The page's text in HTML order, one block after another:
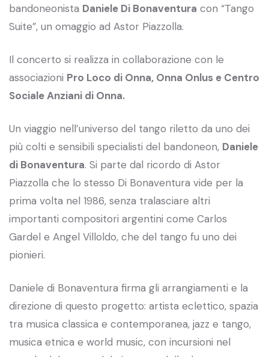
bandoneonista Daniele Di Bonaventura con “Tango
Suite”, un omaggio ad Astor Piazzolla.
Il concerto si realizza in collaborazione con le
associazioni Pro Loco di Onna, Onna Onlus e Centro
Sociale Anziani di Onna.
Un viaggio nell’universo del tango riletto da uno dei
più colti e sensibili specialisti del bandoneon, Daniele
di Bonaventura. Si parte dal ricordo di Astor
Piazzolla che lo stesso Di Bonaventura vide per la
prima volta nel 1986, senza tralasciare altri
importanti compositori argentini come Carlos
Gardel e Angel Villoldo, che del tango fu uno dei
pionieri.
Daniele di Bonaventura firma gli arrangiamenti e la
direzione di questo progetto: artista eclettico, spazia
tra musica classica e contemporanea, jazz e tango,
musica etnica e world music, con incursioni nel